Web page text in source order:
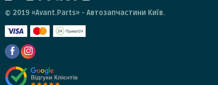
© 2019 «Avant.Parts» - Автозапчастини Київ.